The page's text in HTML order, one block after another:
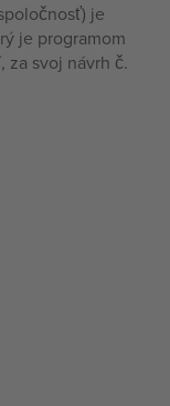
je
je programom
za svoj návrh č.